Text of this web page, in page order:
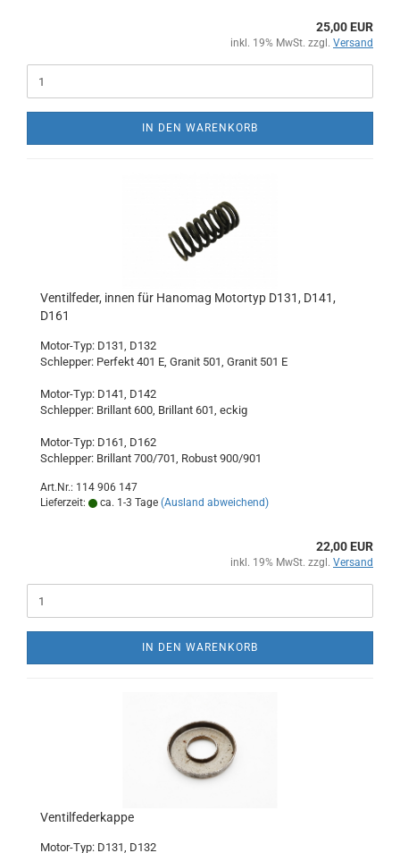
25,00 EUR
inkl. 19% MwSt. zzgl. Versand
IN DEN WARENKORB
Ventilfeder, innen für Hanomag Motortyp D131, D141,
D161
Motor-Typ: D131, D132
Schlepper: Perfekt 401 E, Granit 501, Granit 501 E
Motor-Typ: D141, D142
Schlepper: Brillant 600, Brillant 601, eckig
Motor-Typ: D161, D162
Schlepper: Brillant 700/701, Robust 900/901
Art.Nr.: 114 906 147
Lieferzeit:
ca. 1-3 Tage (Ausland abweichend)
22,00 EUR
inkl. 19% MwSt. zzgl. Versand
IN DEN WARENKORB
Ventilfederkappe
Motor-Typ: D131, D132